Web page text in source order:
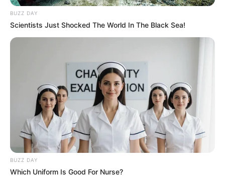
BUZZ DAY
Scientists Just Shocked The World In The Black Sea!
BUZZ DAY
Which Uniform Is Good For Nurse?